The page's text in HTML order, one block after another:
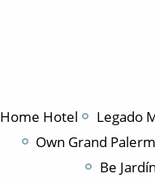
Home Hotel Legado
Own Grand
Be